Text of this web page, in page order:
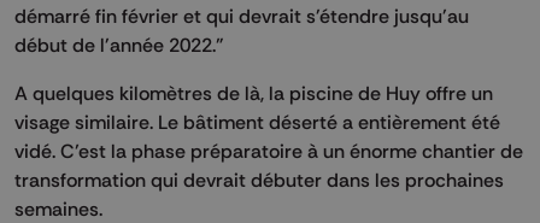
démarré fin février et qui devrait s'étendre jusqu'au
début de l'année 2022."
A quelques kilomètres de là, la piscine de Huy offre un
visage similaire. Le bâtiment déserté a entièrement été
vidé. C’est la phase préparatoire à un énorme chantier de
transformation qui devrait débuter dans les prochaines
semaines.